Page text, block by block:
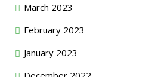
March 2023
February 2023
January 2023